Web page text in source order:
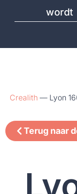
wordt
Crealith — Lyon
Terug naar